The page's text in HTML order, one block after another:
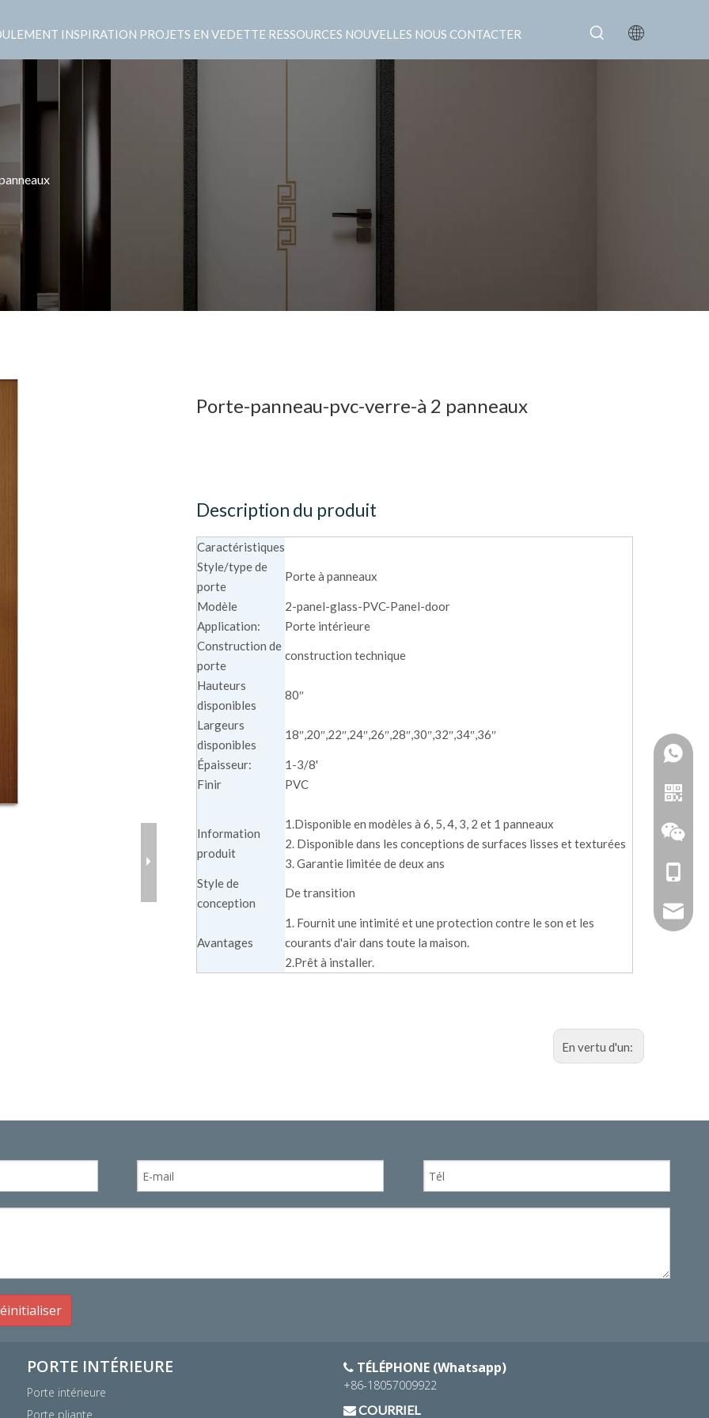
INSPIRATION PROJETS EN VEDETTE RESSOURCES NOUVELLES NOUS CONTACTER
Porte-panneau-pvc-verre-à 2 panneaux
Description du produit
Caractéristiques
Style/type de
porte
Porte à panneaux
Modèle
2-panel-glass-PVC-Panel-door
Application:
Porte intérieure
Construction de
porte
construction technique
Hauteurs
disponibles
80″
Largeurs
disponibles
18″,20″,22″,24″,26″,28″,30″,32″,34″,36″
Épaisseur:
1-3/8'
Finir
PVC
Information
produit
1.Disponible en modèles à 6, 5, 4, 3, 2 et 1 panneaux
2. Disponible dans les conceptions de surfaces lisses et texturées
3. Garantie limitée de deux ans
Style de
conception
De transition
Avantages
1. Fournit une intimité et une protection contre le son et les
courants d'air dans toute la maison.
2.Prêt à installer.
En vertu d'un:
PORTE INTÉRIEURE
Porte intérieure
Porte pliante
 TÉLÉPHONE (Whatsapp)
+86-18057009922
COURRIEL